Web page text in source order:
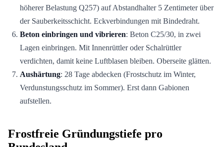
höherer Belastung Q257) auf Abstandhalter 5 Zentimeter über
der Sauberkeitsschicht. Eckverbindungen mit Bindedraht.
Beton einbringen und vibrieren: Beton C25/30, in zwei
Lagen einbringen. Mit Innenrüttler oder Schalrüttler
verdichten, damit keine Luftblasen bleiben. Oberseite glätten.
Aushärtung: 28 Tage abdecken (Frostschutz im Winter,
Verdunstungsschutz im Sommer). Erst dann Gabionen
aufstellen.
Frostfreie Gründungstiefe pro